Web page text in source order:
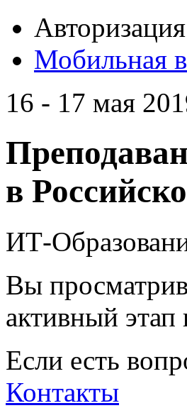
Авторизация
Мобильная
16 - 17 мая
в
ИТ-
Вы
активный
Если есть
Контакты